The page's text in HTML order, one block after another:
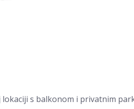
s balkonom i privatnim